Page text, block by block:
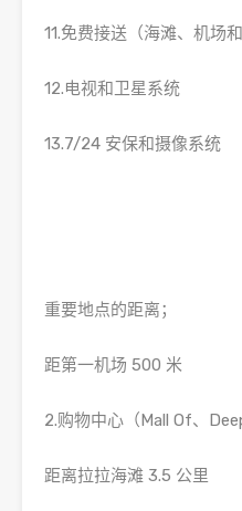
11.免费接送（海滩、机场
12.电视和卫星系统
13.7/24 安保和摄像系统
重要地点的距离；
距第一机场 500 米
2.购物中心（Mall Of、
距离拉拉海滩 3.5 公里